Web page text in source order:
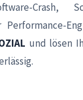
Crash,
und lösen